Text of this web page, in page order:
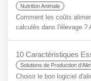
Nutrition Animale
Comment les coûts
calculés dans l'élevage ?
Solutions de Production
Choisir le bon logiciel